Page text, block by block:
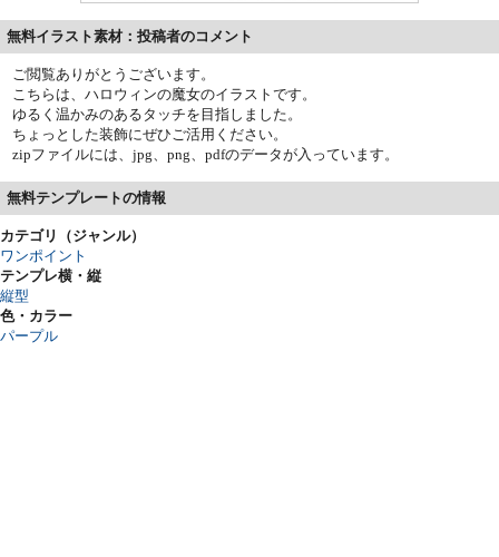
無料イラスト素材：投稿者のコメント
ご閲覧ありがとうございます。
こちらは、ハロウィンの魔女のイラストです。
ゆるく温かみのあるタッチを目指しました。
ちょっとした装飾にぜひご活用ください。
zipファイルには、jpg、png、pdfのデータが入っています。
無料テンプレートの情報
カテゴリ（ジャンル）
ワンポイント
テンプレ横・縦
縦型
色・カラー
パープル